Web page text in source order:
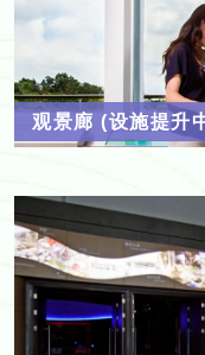
观景廊 (设施提升